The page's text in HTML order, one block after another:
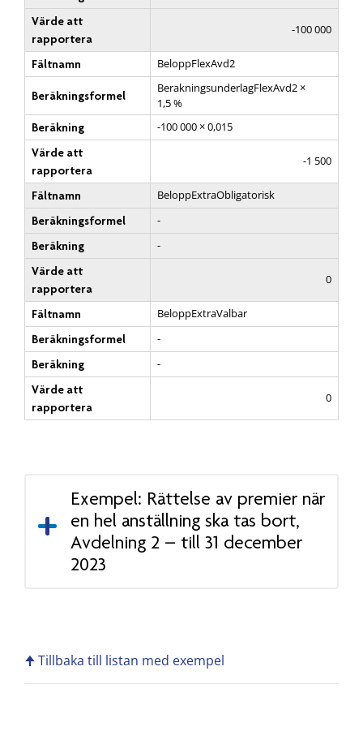
Värde att
rapportera
-100 000
Fältnamn BeloppFlexAvd2
Beräkningsformel
BerakningsunderlagFlexAvd2 ×
1,5 %
Beräkning
-100 000 × 0,015
Värde att
rapportera
-1 500
Fältnamn
BeloppExtraObligatorisk
Beräkningsformel
-
Beräkning
-
Värde att
rapportera
0
Fältnamn
BeloppExtraValbar
Beräkningsformel
-
Beräkning
-
Värde att
rapportera
0
Exempel: Rättelse av premier när
en hel anställning ska tas bort,
Avdelning 2 – till 31 december
2023
🠉 Tillbaka till listan med exempel